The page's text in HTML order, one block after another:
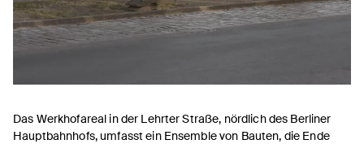
Das Werkhofareal in der Lehrter Straße, nördlich des Berliner
Hauptbahnhofs, umfasst ein Ensemble von Bauten, die Ende